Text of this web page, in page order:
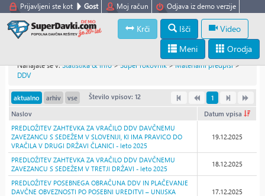
Prijavljeni ste kot Gost Moj račun Odjava iz demo verzije
Krči Išči
Video
Orodja
Meni
Nahajate se v:Statistika & info>Super rokovnik>Materialni predpisi>
DDV
aktualno arhiv vse Število vpisov: 12 1
Naslov
Datum vpisa
PREDLOŽITEV ZAHTEVKA ZA VRAČILO DDV DAVČNEMU
ZAVEZANCU S SEDEŽEM V SLOVENIJI, KI IMA PRAVICO DO
VRAČILA V DRUGI DRŽAVI ČLANICI - leto 2025
19.12.2025
PREDLOŽITEV ZAHTEVKA ZA VRAČILO DDV DAVČNEMU
ZAVEZANCU S SEDEŽEM V TRETJI DRŽAVI - leto 2025
18.12.2025
PREDLOŽITEV POSEBNEGA OBRAČUNA DDV IN PLAČEVANJE
DAVČNE OBVEZNOSTI PO POSEBNI UREDITVI – UNIJSKA
17.12.2025